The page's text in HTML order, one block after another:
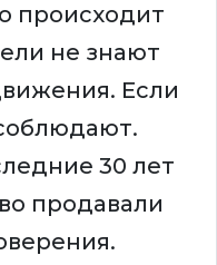
происходит
не знают
Если
30 лет
продавали